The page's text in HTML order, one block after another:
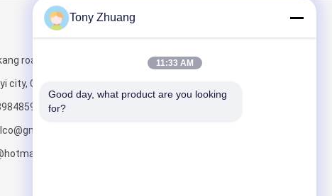
road, Yishui
city, China
Tony Zhuang
11:33 AM
Good day, what product are you looking
for?